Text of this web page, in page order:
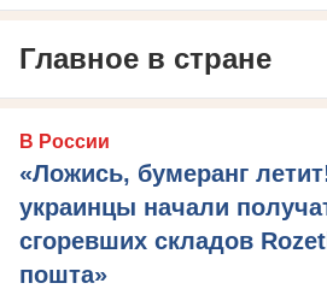
Главное в стране
В России
«Ложись, бумеранг
украинцы начали
сгоревших складов
пошта»